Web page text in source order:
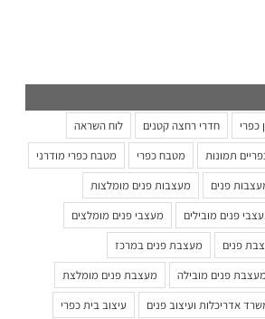
כפרי חדרי רחצה קטנים
לוח השראה
תמונות מטבח כפרי
מטבח כפרי מודרני
פנים
מעצבות פנים מומלצות
פנים מובילים
מעצבי פנים מומלצים
פנים
מעצבת פנים במרכז
מעצבת פנים מובילה
מעצבת פנים מומלצת
אדריכלות ועיצוב פנים עיצוב בית כפרי